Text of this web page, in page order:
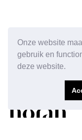
Onze website
gebruik en
deze website.